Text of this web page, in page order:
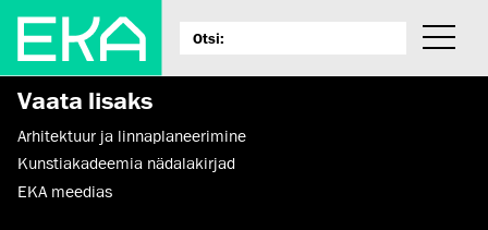
Vaata lisaks
Arhitektuur ja linnaplaneerimine
Kunstiakadeemia nädalakirjad
EKA meedias